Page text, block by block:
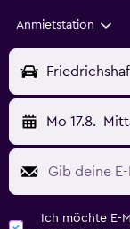
Anmietstation
Mo 17.8.
Ich möchte E-